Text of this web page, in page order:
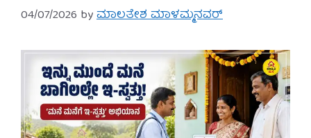
04/07/2026 byಮಾಲತೇಶ ಮಾಳಮ್ಮನವರ್